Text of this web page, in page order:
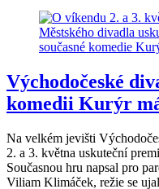
Východočeské
komedii Kurýr
Na velkém jevišti
2. a 3. května uskuteční
Současnou hru napsal pro
Viliam Klimáček, režie se